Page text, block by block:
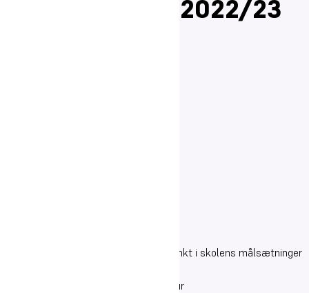
selvevaluering 2022/23
Denne selvevaluering tager udgangspunkt i skolens målsætninger
Elevtrivsel og kostgymnasiekultur